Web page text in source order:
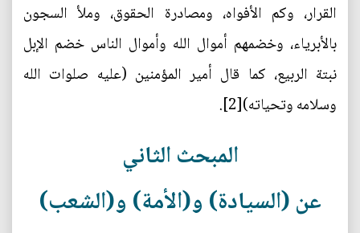
القرار، وكم الأفواه، ومصادرة الحقوق، وملأ السجون
بالأبرياء، وخضمهم أموال الله وأموال الناس خضم الإبل
نبتة الربيع، كما قال أمير المؤمنين (عليه صلوات الله
وسلامه وتحياته)[2].
المبحث الثاني
عن (السيادة) و(الأمة) و(الشعب)